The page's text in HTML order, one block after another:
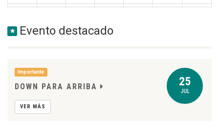
30 31 1 2 3 4 5
Evento destacado
Importante
25
JUL
DOWN PARA ARRIBA
VER MÁS